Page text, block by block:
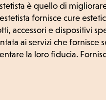
è quello di
fornisce cure
accessori e dispositivi
ai servizi che fornisce
la loro fiducia.